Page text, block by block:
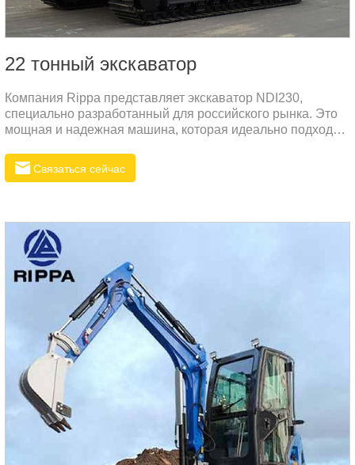
22 тонный экскаватор
Компания Rippa представляет экскаватор NDI230,
специально разработанный для российского рынка. Это
мощная и надежная машина, которая идеально подходит
работ. Наша компания обладает богатым опытом в
производстве строительной техники, и наша продукция
оборудован всеми необходимыми функциями для
эффективной работы в тяжелых условиях. Стандартная
комплектация включает:Двигатель: Cummins/Кубота/
Исудзу, мощностью 135 л.с.
Связаться сейчас